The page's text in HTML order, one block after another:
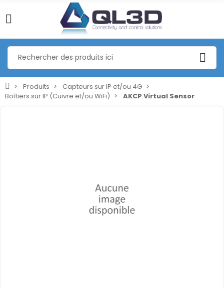
Produits
Capteurs sur IP et/ou 4G
Boîtiers sur IP (Cuivre et/ou WiFi)
AKCP Virtual Sensor